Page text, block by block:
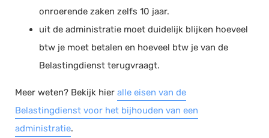
onroerende zaken zelfs 10 jaar.
uit de administratie moet duidelijk blijken hoeveel
btw je moet betalen en hoeveel btw je van de
Belastingdienst terugvraagt.
Meer weten? Bekijk hier alle eisen van de
Belastingdienst voor het bijhouden van een
administratie.